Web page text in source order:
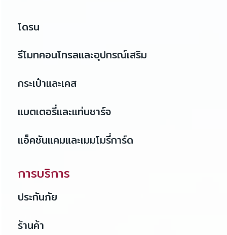
โดรน
รีโมทคอนโทรลและอุปกรณ์เสริม
กระเป๋าและเคส
แบตเตอรี่และแท่นชาร์จ
แอ็คชันแคมและเมมโมรี่การ์ด
การบริการ
ประกันภัย
ร้านค้า